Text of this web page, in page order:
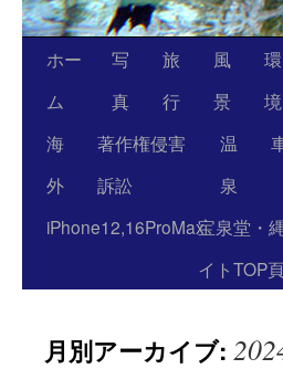
ホー
ム
写
真
旅
行
風
景
環
境
海
外
著作権侵害
訴訟
温
泉
iPhone12,16ProMax宝泉堂・
イトTOP
月別アーカイブ: